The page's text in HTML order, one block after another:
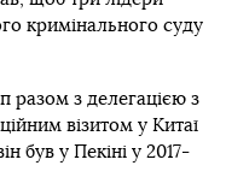
кримінального суду
з делегацією з
візитом у Китаї
був у Пекіні у 2017-